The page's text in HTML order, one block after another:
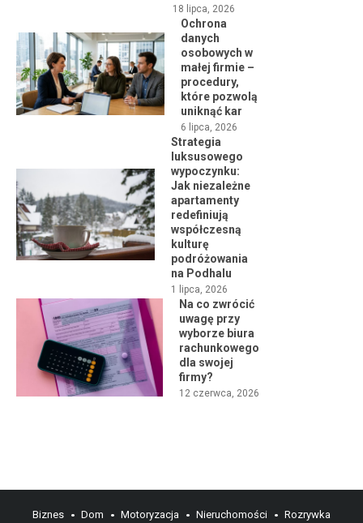
18 lipca, 2026
Ochrona
danych
osobowych w
małej firmie –
procedury,
które pozwolą
uniknąć kar
6 lipca, 2026
Strategia
luksusowego
wypoczynku:
Jak niezależne
apartamenty
redefiniują
współczesną
kulturę
podróżowania
na Podhalu
1 lipca, 2026
Na co zwrócić
uwagę przy
wyborze biura
rachunkowego
dla swojej
firmy?
12 czerwca, 2026
Biznes Dom Motoryzacja Nieruchomości Rozrywka